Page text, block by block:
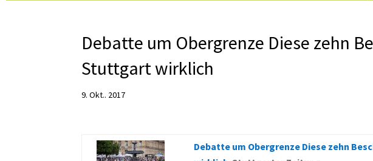
Debatte um Obergrenze Diese zehn
Stuttgart wirklich
9. Okt.. 2017
Debatte um Obergrenze Diese zehn